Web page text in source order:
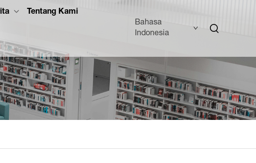
Tentang Kami
Bahasa
Indonesia